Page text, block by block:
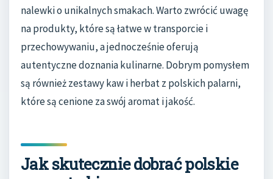
nalewki o unikalnych smakach. Warto zwrócić uwagę
na produkty, które są łatwe w transporcie i
przechowywaniu, a jednocześnie oferują
autentyczne doznania kulinarne. Dobrym pomysłem
są również zestawy kaw i herbat z polskich palarni,
które są cenione za swój aromat i jakość.
Jak skutecznie dobrać polskie